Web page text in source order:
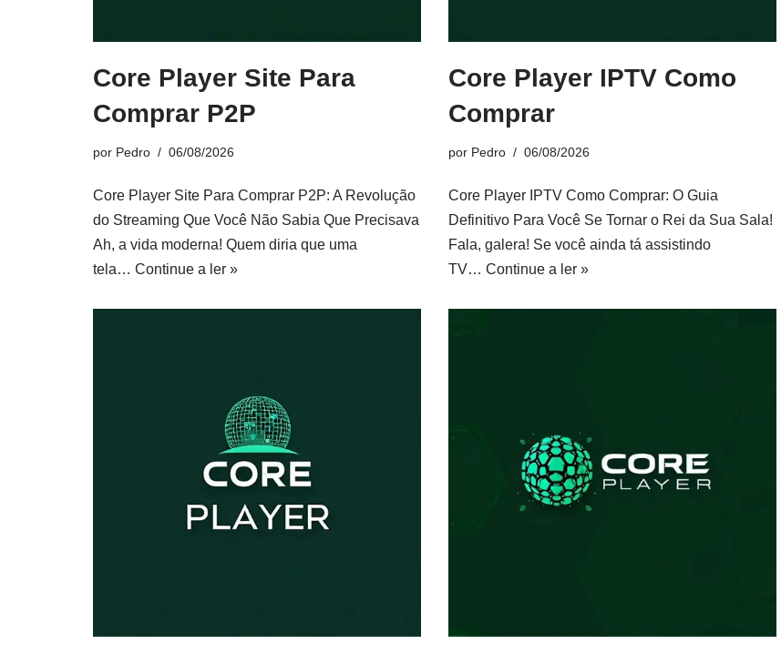
Core Player Site Para
Comprar P2P
por Pedro 06/08/2026
Core Player Site Para Comprar P2P: A Revolução
do Streaming Que Você Não Sabia Que Precisava
Ah, a vida moderna! Quem diria que uma
tela… Continue a ler »
Core Player IPTV Como
Comprar
por Pedro 06/08/2026
Core Player IPTV Como Comprar: O Guia
Definitivo Para Você Se Tornar o Rei da Sua Sala!
Fala, galera! Se você ainda tá assistindo
TV… Continue a ler »